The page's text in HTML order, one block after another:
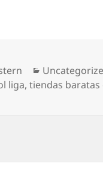
Categorías
liga,tiendas baratas